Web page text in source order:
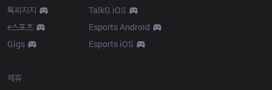
톡피지지
e스포츠
Gigs
TalkG iOS
Esports Android
Esports iOS
제휴